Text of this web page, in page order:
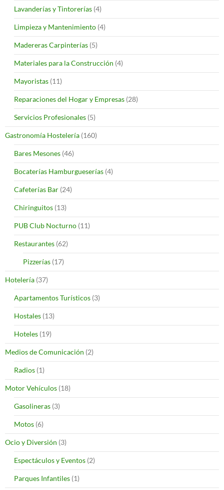
Lavanderías y Tintorerías (4)
Limpieza y Mantenimiento (4)
Madereras Carpinterías (5)
Materiales para la Construcción (4)
Mayoristas (11)
Reparaciones del Hogar y Empresas (28)
Servicios Profesionales (5)
Gastronomía Hostelería (160)
Bares Mesones (46)
Bocaterías Hamburgueserías (4)
Cafeterías Bar (24)
Chiringuitos (13)
PUB Club Nocturno (11)
Restaurantes (62)
Pizzerías (17)
Hotelería (37)
Apartamentos Turísticos (3)
Hostales (13)
Hoteles (19)
Medios de Comunicación (2)
Radios (1)
Motor Vehículos (18)
Gasolineras (3)
Motos (6)
Ocio y Diversión (3)
Espectáculos y Eventos (2)
Parques Infantiles (1)